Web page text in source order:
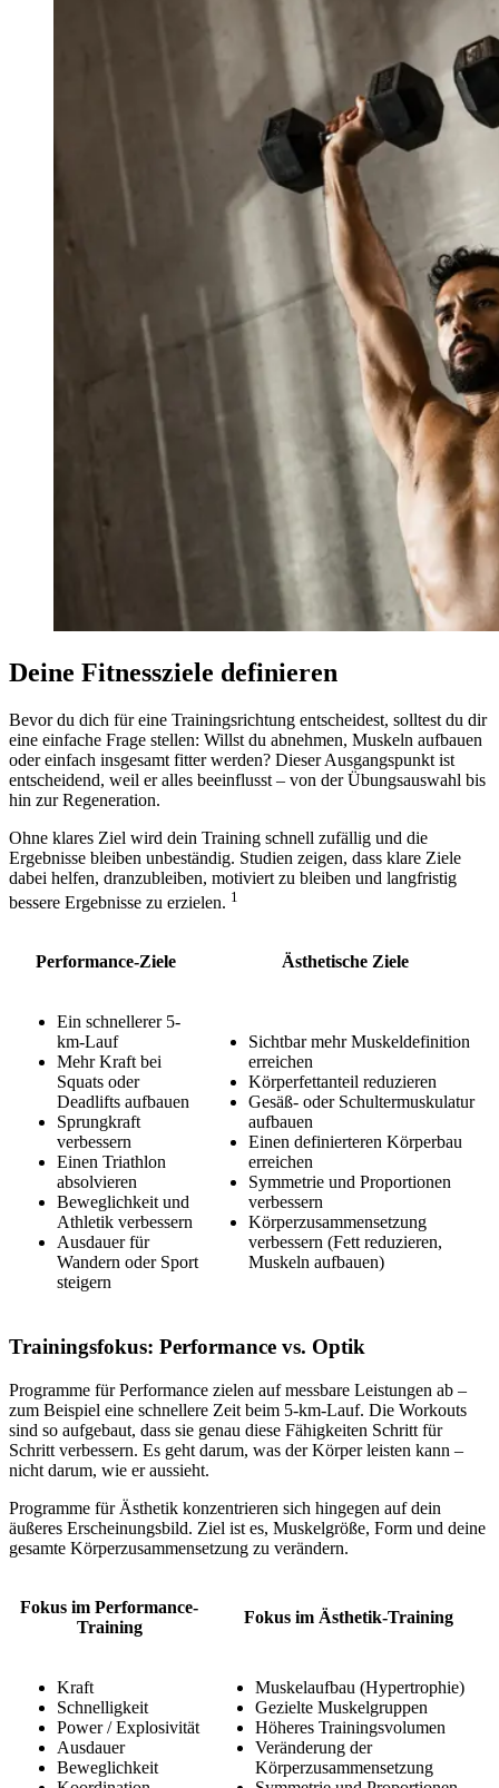
Deine Fitnessziele definieren
Bevor du dich für eine Trainingsrichtung entscheidest, solltest du dir
eine einfache Frage stellen: Willst du abnehmen, Muskeln aufbauen
oder einfach insgesamt fitter werden? Dieser Ausgangspunkt ist
entscheidend, weil er alles beeinflusst – von der Übungsauswahl bis
hin zur Regeneration.
Ohne klares Ziel wird dein Training schnell zufällig und die
Ergebnisse bleiben unbeständig. Studien zeigen, dass klare Ziele
dabei helfen, dranzubleiben, motiviert zu bleiben und langfristig
bessere Ergebnisse zu erzielen. 1
Performance-Ziele Ästhetische Ziele
Ein schnellerer 5-
km-Lauf
Mehr Kraft bei
Squats oder
Deadlifts aufbauen
Sprungkraft
verbessern
Einen Triathlon
absolvieren
Beweglichkeit und
Athletik verbessern
Ausdauer für
Wandern oder Sport
steigern
Sichtbar mehr Muskeldefinition
erreichen
Körperfettanteil reduzieren
Gesäß- oder Schultermuskulatur
aufbauen
Einen definierteren Körperbau
erreichen
Symmetrie und Proportionen
verbessern
Körperzusammensetzung
verbessern (Fett reduzieren,
Muskeln aufbauen)
Trainingsfokus: Performance vs. Optik
Programme für Performance zielen auf messbare Leistungen ab –
zum Beispiel eine schnellere Zeit beim 5-km-Lauf. Die Workouts
sind so aufgebaut, dass sie genau diese Fähigkeiten Schritt für
Schritt verbessern. Es geht darum, was der Körper leisten kann –
nicht darum, wie er aussieht.
Programme für Ästhetik konzentrieren sich hingegen auf dein
äußeres Erscheinungsbild. Ziel ist es, Muskelgröße, Form und deine
gesamte Körperzusammensetzung zu verändern.
Fokus im Performance-
Training
Fokus im Ästhetik-Training
Kraft
Schnelligkeit
Power / Explosivität
Ausdauer
Beweglichkeit
Muskelaufbau (Hypertrophie)
Gezielte Muskelgruppen
Höheres Trainingsvolumen
Veränderung der
Körperzusammensetzung